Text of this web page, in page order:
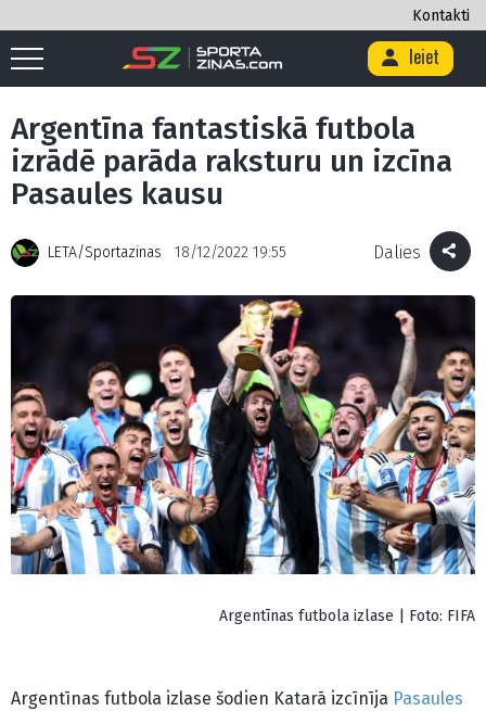
Kontakti
Ieiet
Sākums / Argentīna fantastiskā futbola izrādē parāda
Argentīna fantastiskā futbola
izrādē parāda raksturu un izcīna
Pasaules kausu
LETA/Sportazinas 18/12/2022 19:55 Dalies
Argentīnas futbola izlase | Foto: FIFA
Argentīnas futbola izlase šodien Katarā izcīnīja Pasaules